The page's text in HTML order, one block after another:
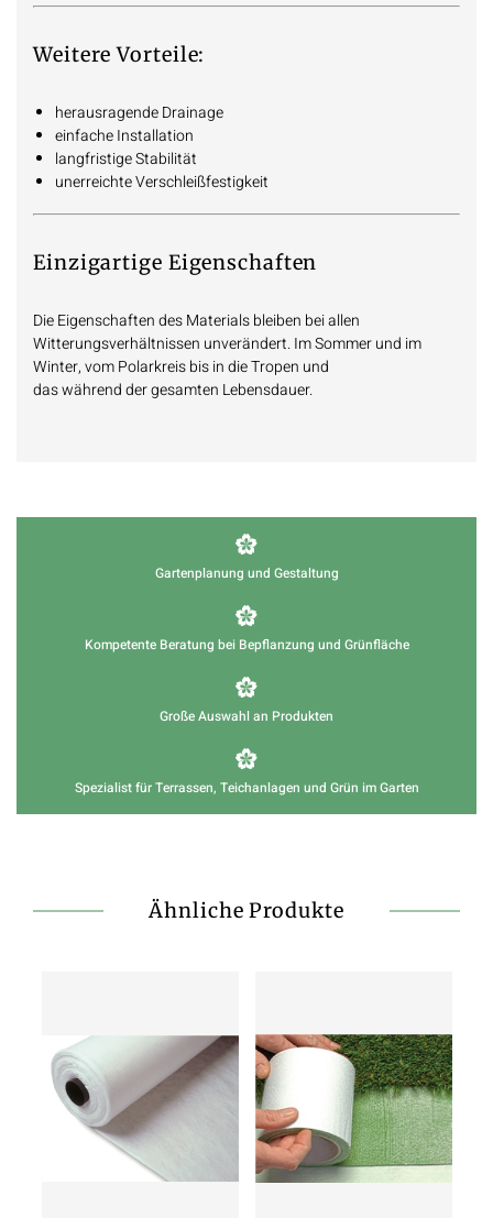
Weitere Vorteile:
herausragende Drainage
einfache Installation
langfristige Stabilität
unerreichte Verschleißfestigkeit
Einzigartige Eigenschaften
Die Eigenschaften des Materials bleiben bei allen
Witterungsverhältnissen unverändert. Im Sommer und im
Winter, vom Polarkreis bis in die Tropen und
das während der gesamten Lebensdauer.
Gartenplanung und Gestaltung
Kompetente Beratung bei Bepflanzung und Grünfläche
Große Auswahl an Produkten
Spezialist für Terrassen, Teichanlagen und Grün im Garten
Ähnliche Produkte